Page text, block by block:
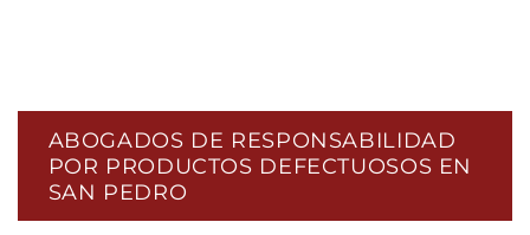
ABOGADOS DE RESPONSABILIDAD
POR PRODUCTOS DEFECTUOSOS EN
SAN PEDRO